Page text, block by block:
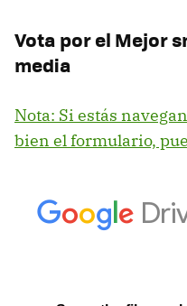
Vota por el Mejor
media
Nota: Si estás
bien el formulario,